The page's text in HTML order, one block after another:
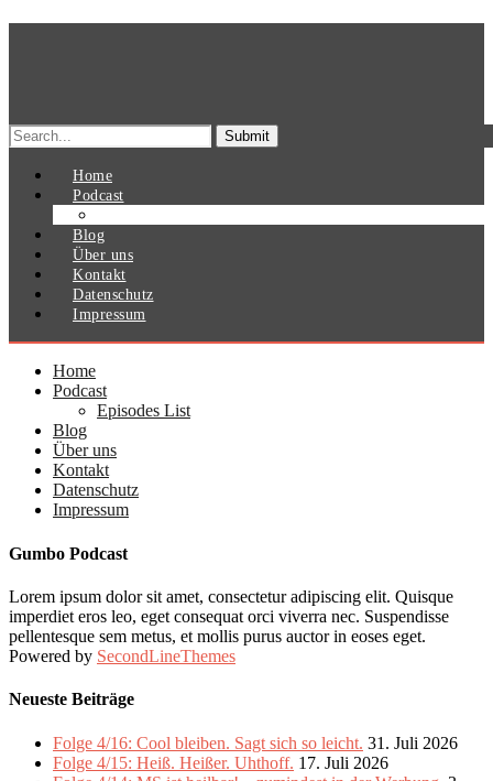
Search
for:
Home
Podcast
Blog
Über uns
Kontakt
Datenschutz
Impressum
Home
Podcast
Episodes List
Blog
Über uns
Kontakt
Datenschutz
Impressum
Gumbo Podcast
Lorem ipsum dolor sit amet, consectetur adipiscing elit. Quisque
imperdiet eros leo, eget consequat orci viverra nec. Suspendisse
pellentesque sem metus, et mollis purus auctor in eoses eget.
Powered by SecondLineThemes
Neueste Beiträge
Folge 4/16: Cool bleiben. Sagt sich so leicht. 31. Juli 2026
Folge 4/15: Heiß. Heißer. Uhthoff. 17. Juli 2026